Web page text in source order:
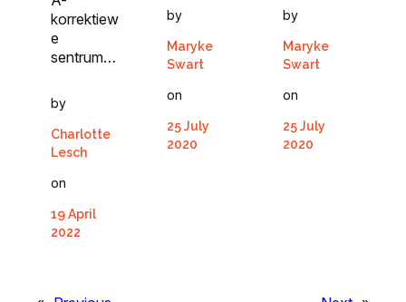
korrektiew
e
sentrum…
by
Charlotte
Lesch
on
19 April
2022
by
Maryke
Swart
on
25 July
2020
by
Maryke
Swart
on
25 July
2020